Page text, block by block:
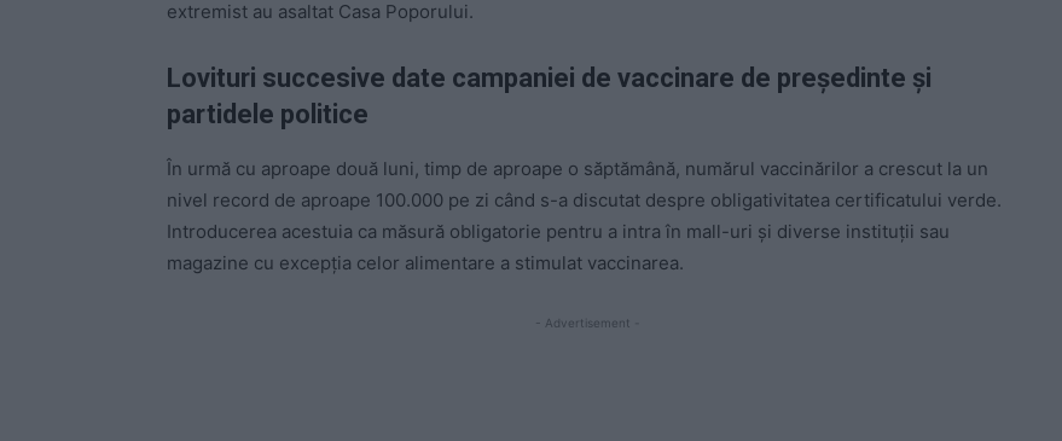
extremist au asaltat Casa Poporului.
Lovituri succesive date campaniei de vaccinare de președinte și
partidele politice
În urmă cu aproape două luni, timp de aproape o săptămână, numărul vaccinărilor a crescut la un
nivel record de aproape 100.000 pe zi când s-a discutat despre obligativitatea certificatului verde.
Introducerea acestuia ca măsură obligatorie pentru a intra în mall-uri și diverse instituții sau
magazine cu excepția celor alimentare a stimulat vaccinarea.
- Advertisement -